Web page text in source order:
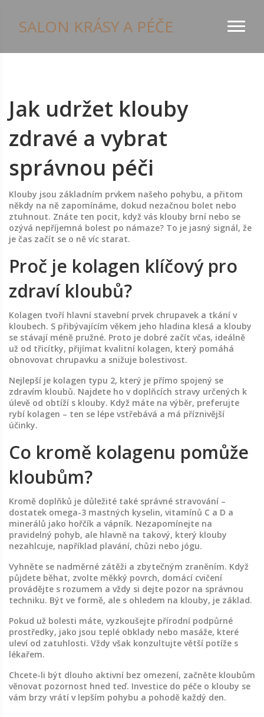
SALON KRÁSY A PÉČE
Jak udržet klouby
zdravé a vybrat
správnou péči
Klouby jsou základním prvkem našeho pohybu, a přitom
někdy na ně zapomínáme, dokud nezačnou bolet nebo
ztuhnout. Znáte ten pocit, když vás klouby brní nebo se
ozývá nepříjemná bolest po námaze? To je jasný signál, že
je čas začít se o ně víc starat.
Proč je kolagen klíčový pro
zdraví kloubů?
Kolagen tvoří hlavní stavební prvek chrupavek a tkání v
kloubech. S přibývajícím věkem jeho hladina klesá a klouby
se stávají méně pružné. Proto je dobré začít včas, ideálně
už od třicítky, přijímat kvalitní kolagen, který pomáhá
obnovovat chrupavku a snižuje bolestivost.
Nejlepší je kolagen typu 2, který je přímo spojený se
zdravím kloubů. Najdete ho v doplňcích stravy určených k
úlevě od obtíží s klouby. Když máte na výběr, preferujte
rybí kolagen – ten se lépe vstřebává a má příznivější
účinky.
Co kromě kolagenu pomůže
kloubům?
Kromě doplňků je důležité také správné stravování –
dostatek omega-3 mastných kyselin, vitamínů C a D a
minerálů jako hořčík a vápník. Nezapomínejte na
pravidelný pohyb, ale hlavně na takový, který klouby
nezahlcuje, například plavání, chůzi nebo jógu.
Vyhněte se nadměrné zátěži a zbytečným zraněním. Když
půjdete běhat, zvolte měkký povrch, domácí cvičení
provádějte s rozumem a vždy si dejte pozor na správnou
techniku. Být ve formě, ale s ohledem na klouby, je základ.
Pokud už bolesti máte, vyzkoušejte přírodní podpůrné
prostředky, jako jsou teplé obklady nebo masáže, které
uleví od zatuhlosti. Vždy však konzultujte větší potíže s
lékařem.
Chcete-li být dlouho aktivní bez omezení, začněte kloubům
věnovat pozornost hned teď. Investice do péče o klouby se
vám brzy vrátí v lepším pohybu a pohodě každý den.